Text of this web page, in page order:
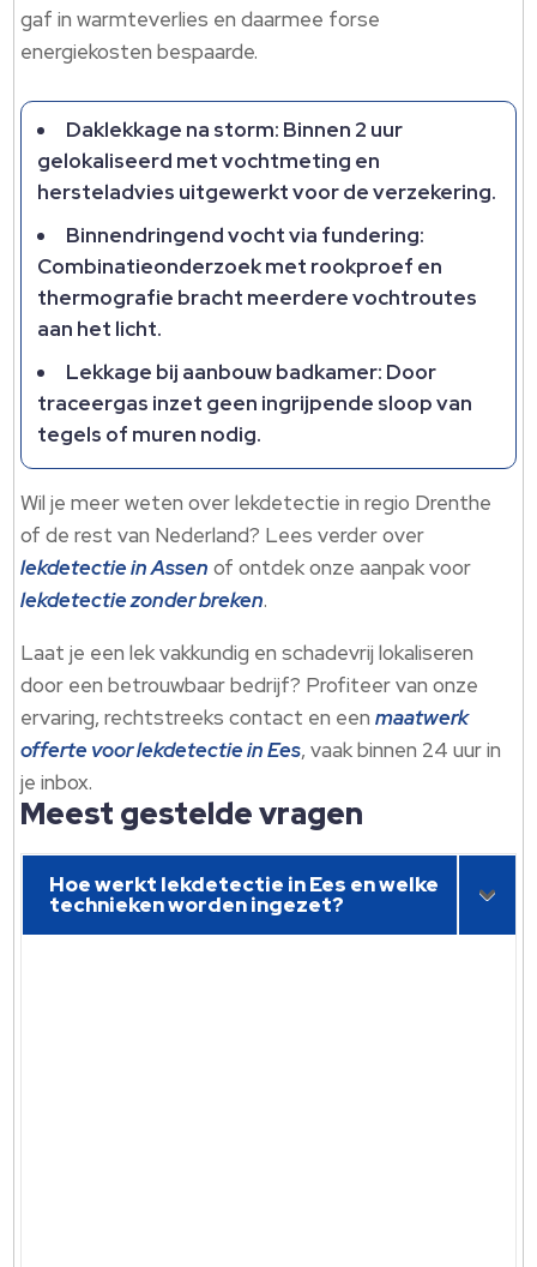
gaf in warmteverlies en daarmee forse
energiekosten bespaarde.​
Daklekkage na storm: Binnen 2 uur
gelokaliseerd met vochtmeting en
hersteladvies uitgewerkt voor de verzekering.​
Binnendringend vocht via fundering:
Combinatieonderzoek met rookproef en
thermografie bracht meerdere vochtroutes
aan het licht.​
Lekkage bij aanbouw badkamer: Door
traceergas inzet geen ingrijpende sloop van
tegels of muren nodig.​
Wil je meer weten over lekdetectie in regio Drenthe
of de rest van Nederland? Lees verder over
lekdetectie in Assen of ontdek onze aanpak voor
lekdetectie zonder breken.​
Laat je een lek vakkundig en schadevrij lokaliseren
door een betrouwbaar bedrijf? Profiteer van onze
ervaring, rechtstreeks contact en eenmaatwerk
offerte voor lekdetectie in Ees, vaak binnen 24 uur in
je inbox.​
Meest gestelde vragen
Hoe werkt lekdetectie in Ees en welke
technieken worden ingezet?